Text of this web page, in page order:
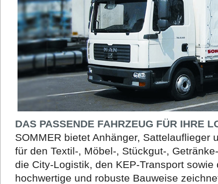
DAS PASSENDE FAHRZEUG FÜR IHRE
SOMMER bietet Anhänger, Sattelauflieger
für den Textil-, Möbel-, Stückgut-,
die City-Logistik, den KEP-Transport
hochwertige und robuste Bauweise